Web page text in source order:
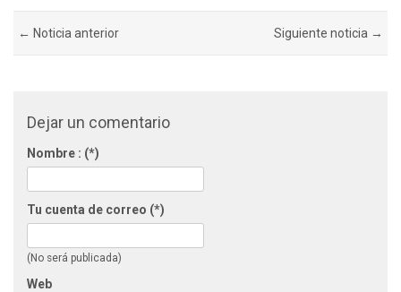
← Noticia anterior Siguiente noticia →
Dejar un comentario
Nombre : (*)
Tu cuenta de correo (*)
(No será publicada)
Web